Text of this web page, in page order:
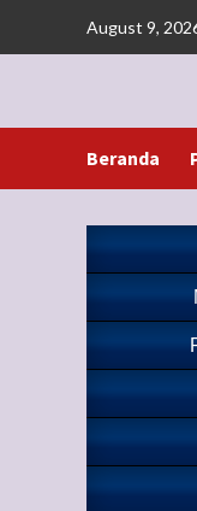
August 9,
Beranda